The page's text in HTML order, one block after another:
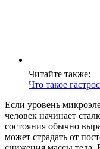
Читайте также:
Что такое
Если уровень
человек начинает
состояния обычно
может страдать от